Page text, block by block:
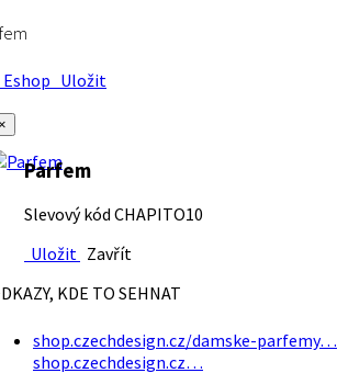
Uložit
Parfem
Slevový kód CHAPITO10
Uložit Zavřít
KDE TO SEHNAT
shop.czechdesign.cz/damske-parfemy…
shop.czechdesign.cz…